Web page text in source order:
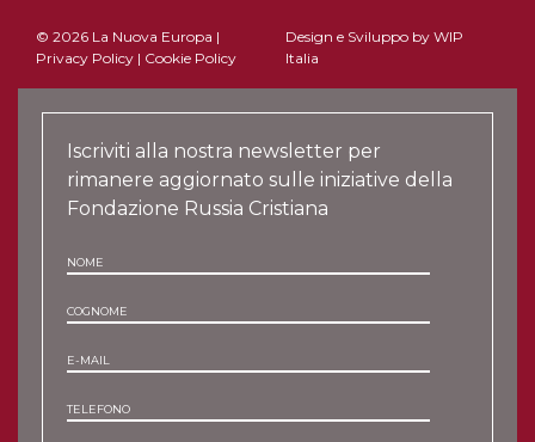
© 2026 La Nuova Europa |
Privacy Policy | Cookie Policy
Design e Sviluppo by WIP
Italia
Iscriviti alla nostra newsletter per
rimanere aggiornato sulle iniziative della
Fondazione Russia Cristiana
NOME
COGNOME
E-MAIL
TELEFONO